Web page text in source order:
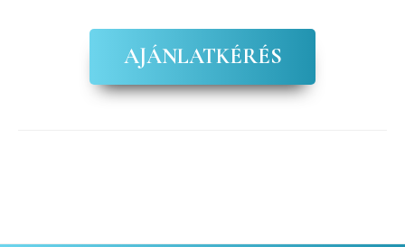
AJÁNLATKÉRÉS